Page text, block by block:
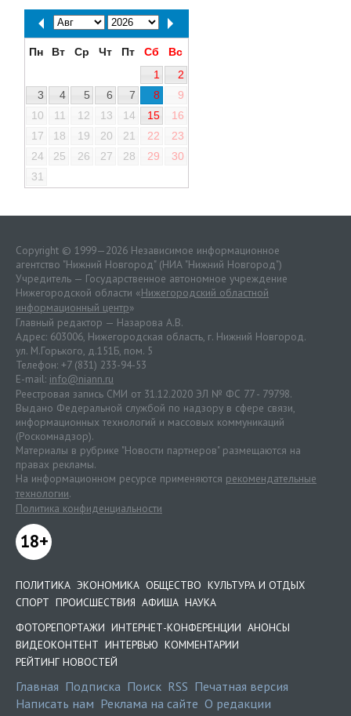
Пн Вт Ср Чт Пт Сб
Вс
1
2
3
4 5 6 7 8
9
10
11 12 13 14 15
16
17
18 19 20 21 22
23
24
25 26 27 28 29
30
31
Copyright © 1999—2026 Независимое информационное
агентство "Нижний Новгород" (НИА "Нижний Новгород")
Учредитель — Государственное автономное учреждение
Нижегородской области «Нижегородский областной
информационный центр»
Главный редактор — Назарова А.В.
Адрес: 603006, Нижегородская область, г. Нижний Новгород.
ул. М.Горького, д.151Б, пом. 5
Телефон: +7 (831) 233-94-53
E-mail: info@niann.ru
Реестровая запись СМИ от 31.12.2020 ЭЛ № ФС 77 - 79798.
Выдано Федеральной службой по надзору в сфере связи,
информационных технологий и массовых коммуникаций
(Роскомнадзор).
Материалы в рубрике "Новости партнеров" размещаются на
правах рекламы.
На информационном ресурсе применяются рекомендательные
технологии.
Политика конфиденциальности
18+
ПОЛИТИКА ЭКОНОМИКА ОБЩЕСТВО КУЛЬТУРА И ОТДЫХ
СПОРТ ПРОИСШЕСТВИЯ АФИША НАУКА
ФОТОРЕПОРТАЖИ ИНТЕРНЕТ-КОНФЕРЕНЦИИ АНОНСЫ
ВИДЕОКОНТЕНТ ИНТЕРВЬЮ КОММЕНТАРИИ
РЕЙТИНГ НОВОСТЕЙ
Главная Подписка Поиск RSS Печатная версия
Написать нам Реклама на сайте О редакции